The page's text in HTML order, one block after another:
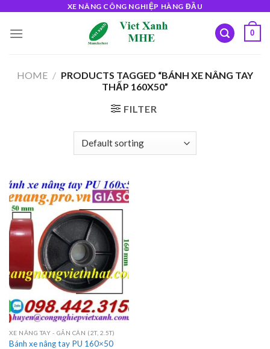
content
XE NÂNG CÔNG NGHIỆP HÀNG ĐẦU
0
HOME / PRODUCTS TAGGED “BÁNH XE NÂNG TAY
THẤP 160X50”
FILTER
XE NÂNG TAY - GẮN CÂN (2T, 2.5T)
Bánh xe nâng tay PU 160×50